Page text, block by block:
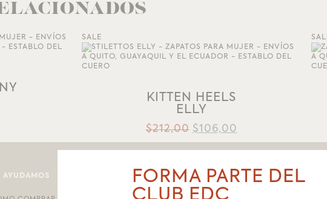
SALE
KITTEN HEELS
ELLY
$212,00 $106,00
AYUDAMOS
FORMA PARTE DEL